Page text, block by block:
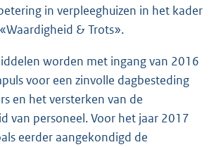
in verpleeghuizen in het kader
& Trots».
worden met ingang van 2016
voor een zinvolle dagbesteding
en het versterken van de
van personeel. Voor het jaar 2017
eerder aangekondigd de